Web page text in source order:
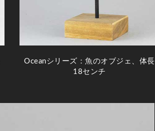
Oceanシリーズ：魚のオブジェ、体長
18センチ